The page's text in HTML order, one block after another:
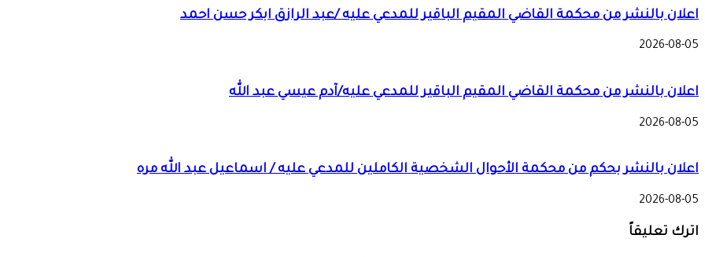
اعلان بالنشر من محكمة القاضي المقيم الباقير للمدعي عليه /عبد الرازق ابكر حسن احمد
2026-08-05
اعلان بالنشر من محكمة القاضي المقيم الباقير للمدعي عليه/آدم عيسي عبد الله
2026-08-05
اعلان بالنشر بحكم من محكمة الأحوال الشخصية الكاملين للمدعي عليه / اسماعيل عبد الله مره
2026-08-05
اترك تعليقاً